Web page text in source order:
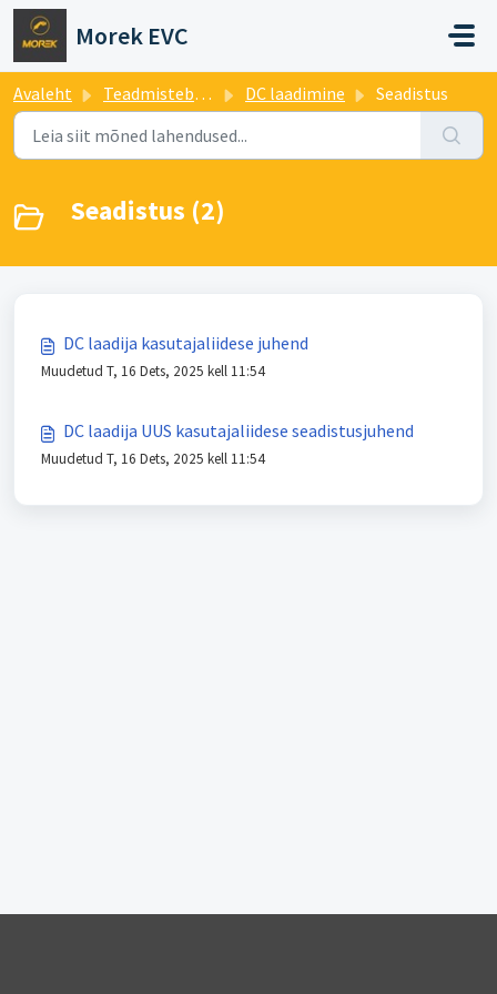
Mine põhisisu juurde
Morek EVC
Avaleht Teadmistebaas DC laadimine Seadistus
Seadistus (2)
DC laadija kasutajaliidese juhend
Muudetud T, 16 Dets, 2025 kell 11:54
DC laadija UUS kasutajaliidese seadistusjuhend
Muudetud T, 16 Dets, 2025 kell 11:54